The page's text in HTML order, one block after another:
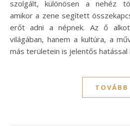
szolgált, különösen a nehéz
amikor a zene segített
erőt adni a népnek. Az ő
világában, hanem a kultúra, a
más területein is jelentős hatással
TOVÁBB